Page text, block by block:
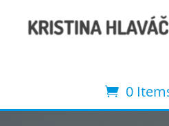
0